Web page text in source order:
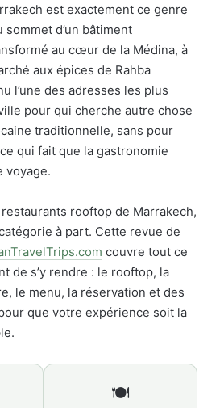
est exactement ce genre
sommet d’un bâtiment
au cœur de la Médina, à
aux épices de Rahba
l’une des adresses les plus
pour qui cherche autre chose
traditionnelle, sans pour
qui fait que la gastronomie
voyage.
rooftop de Marrakech,
à part. Cette revue de
couvre tout ce
de s’y rendre : le rooftop, la
le menu, la réservation et des
que votre expérience soit la
🍽️